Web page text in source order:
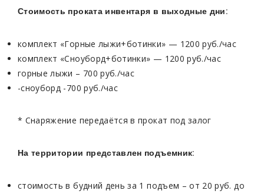
Стоимость проката инвентаря в выходные дни:
комплект «Горные лыжи+ботинки» — 1200 руб./час
комплект «Сноуборд+ботинки» — 1200 руб./час
горные лыжи – 700 руб./час
-сноуборд -700 руб./час
* Снаряжение передаётся в прокат под залог
На территории представлен подъемник:
стоимость в будний день за 1 подъем – от 20 руб. до